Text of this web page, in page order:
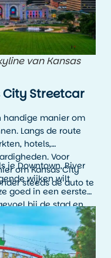
van Kansas
City Streetcar
handige manier om
Langs de route
hotels,
Voor
om Kansas City
steeds de auto te
je Downtown, River
wijken wilt
goed in een eerste
bij de stad en
waar je wilt